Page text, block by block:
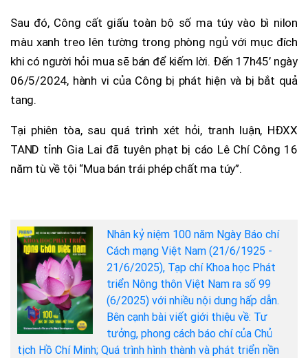
Sau đó, Công cất giấu toàn bộ số ma túy vào bì nilon
màu xanh treo lên tường trong phòng ngủ với mục đích
khi có người hỏi mua sẽ bán để kiếm lời. Đến 17h45’ ngày
06/5/2024, hành vi của Công bị phát hiện và bị bắt quả
tang.
Tại phiên tòa, sau quá trình xét hỏi, tranh luận, HĐXX
TAND tỉnh Gia Lai đã tuyên phạt bị cáo Lê Chí Công 16
năm tù về tội “Mua bán trái phép chất ma túy”.
Nhân kỷ niệm 100 năm Ngày Báo chí
Cách mạng Việt Nam (21/6/1925 -
21/6/2025), Tạp chí Khoa học Phát
triển Nông thôn Việt Nam ra số 99
(6/2025) với nhiều nội dung hấp dẫn.
Bên cạnh bài viết giới thiệu về: Tư
tưởng, phong cách báo chí của Chủ
tịch Hồ Chí Minh; Quá trình hình thành và phát triển nền